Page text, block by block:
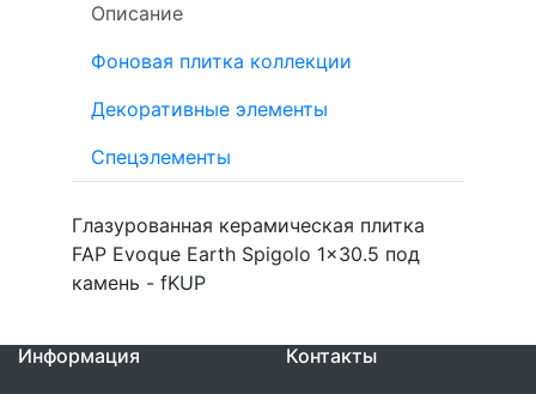
Описание
Фоновая плитка коллекции
Декоративные элементы
Спецэлементы
Глазурованная керамическая плитка
FAP Evoque Earth Spigolo 1x30.5 под
камень - fKUP
Информация Контакты